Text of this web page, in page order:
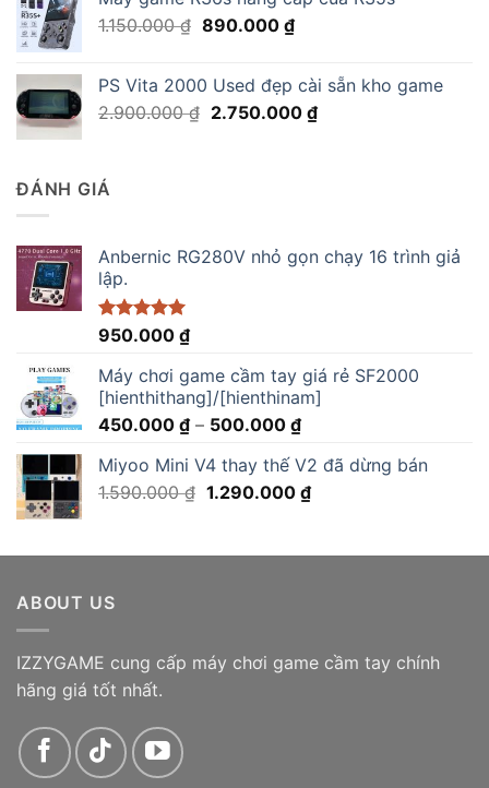
1.150.000₫ Giá
1.150.000 ₫.
890.000 ₫Giá
là:
890.000 ₫.
PS Vita 2000 Used đẹp cài sẵn kho game
2.900.000₫ Giá
2.750.000 ₫Giá
ĐÁNH GIÁ
Anbernic RG280V nhỏ gọn chạy 16 trình giả
lập.
Được xếp
5 sao
950.000 ₫
Máy chơi game cầm tay giá rẻ SF2000
[hienthithang]/[hienthinam]
450.000 ₫ – 500.000 ₫Khoảng
từ
450.000 ₫
Miyoo Mini V4 thay thế V2 đã dừng bán
1.590.000₫ Giá
1.590.000 ₫.
1.290.000 ₫Giá
là:
ABOUT US
IZZYGAME cung cấp máy chơi game cầm tay chính
hãng giá tốt nhất.